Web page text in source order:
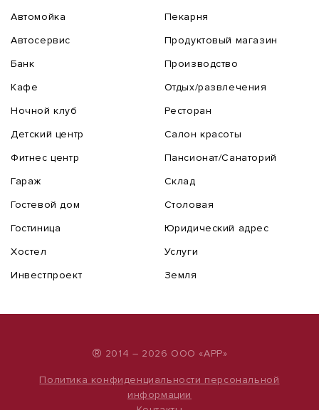
Автомойка
Автосервис
Банк
Кафе
Ночной клуб
Детский центр
Фитнес центр
Гараж
Гостевой дом
Гостиница
Хостел
Инвестпроект
Пекарня
Продуктовый магазин
Производство
Отдых/развлечения
Ресторан
Салон красоты
Пансионат/Санаторий
Склад
Столовая
Юридический адрес
Услуги
Земля
® 2014 – 2026 ООО «АРР»
Политика конфиденциальности персональной
информации